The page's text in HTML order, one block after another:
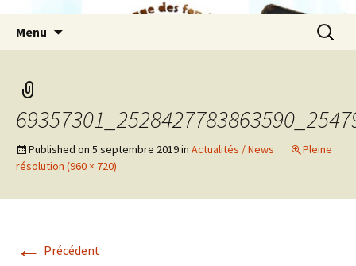
Menu
Published on 5 septembre 2019in Actualités / News
Pleine
résolution (960 × 720)
← Précédent